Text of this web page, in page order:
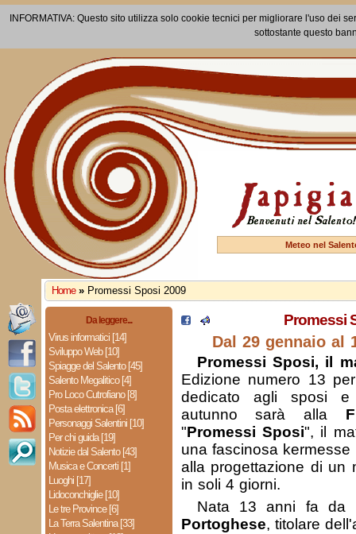
INFORMATIVA: Questo sito utilizza solo cookie tecnici per migliorare l'uso dei
sottostante questo
Meteo nel
Home » Promessi Sposi 2009
Da leggere...
Virus informatici [14]
Sviluppo Web [10]
Spiagge del Salento [45]
Salento Megalitico [4]
Pro Loco Cutrofiano [8]
Posta elettronica [6]
Personaggi Salentini [10]
Per chi guida [19]
Notizie dal Salento [43]
Musica e Concerti [1]
Luoghi [17]
Lidoconchiglie [10]
Le tre Province [6]
La Terra Salentina [33]
Promessi
Dal 29 gennaio al
Promessi Sposi, il
Edizione numero 13
dedicato agli sposi
autunno sarà alla
"Promessi Sposi", il
una fascinosa
alla progettazione di un
in soli 4 giorni.
Nata 13 anni fa
Portoghese, titolare